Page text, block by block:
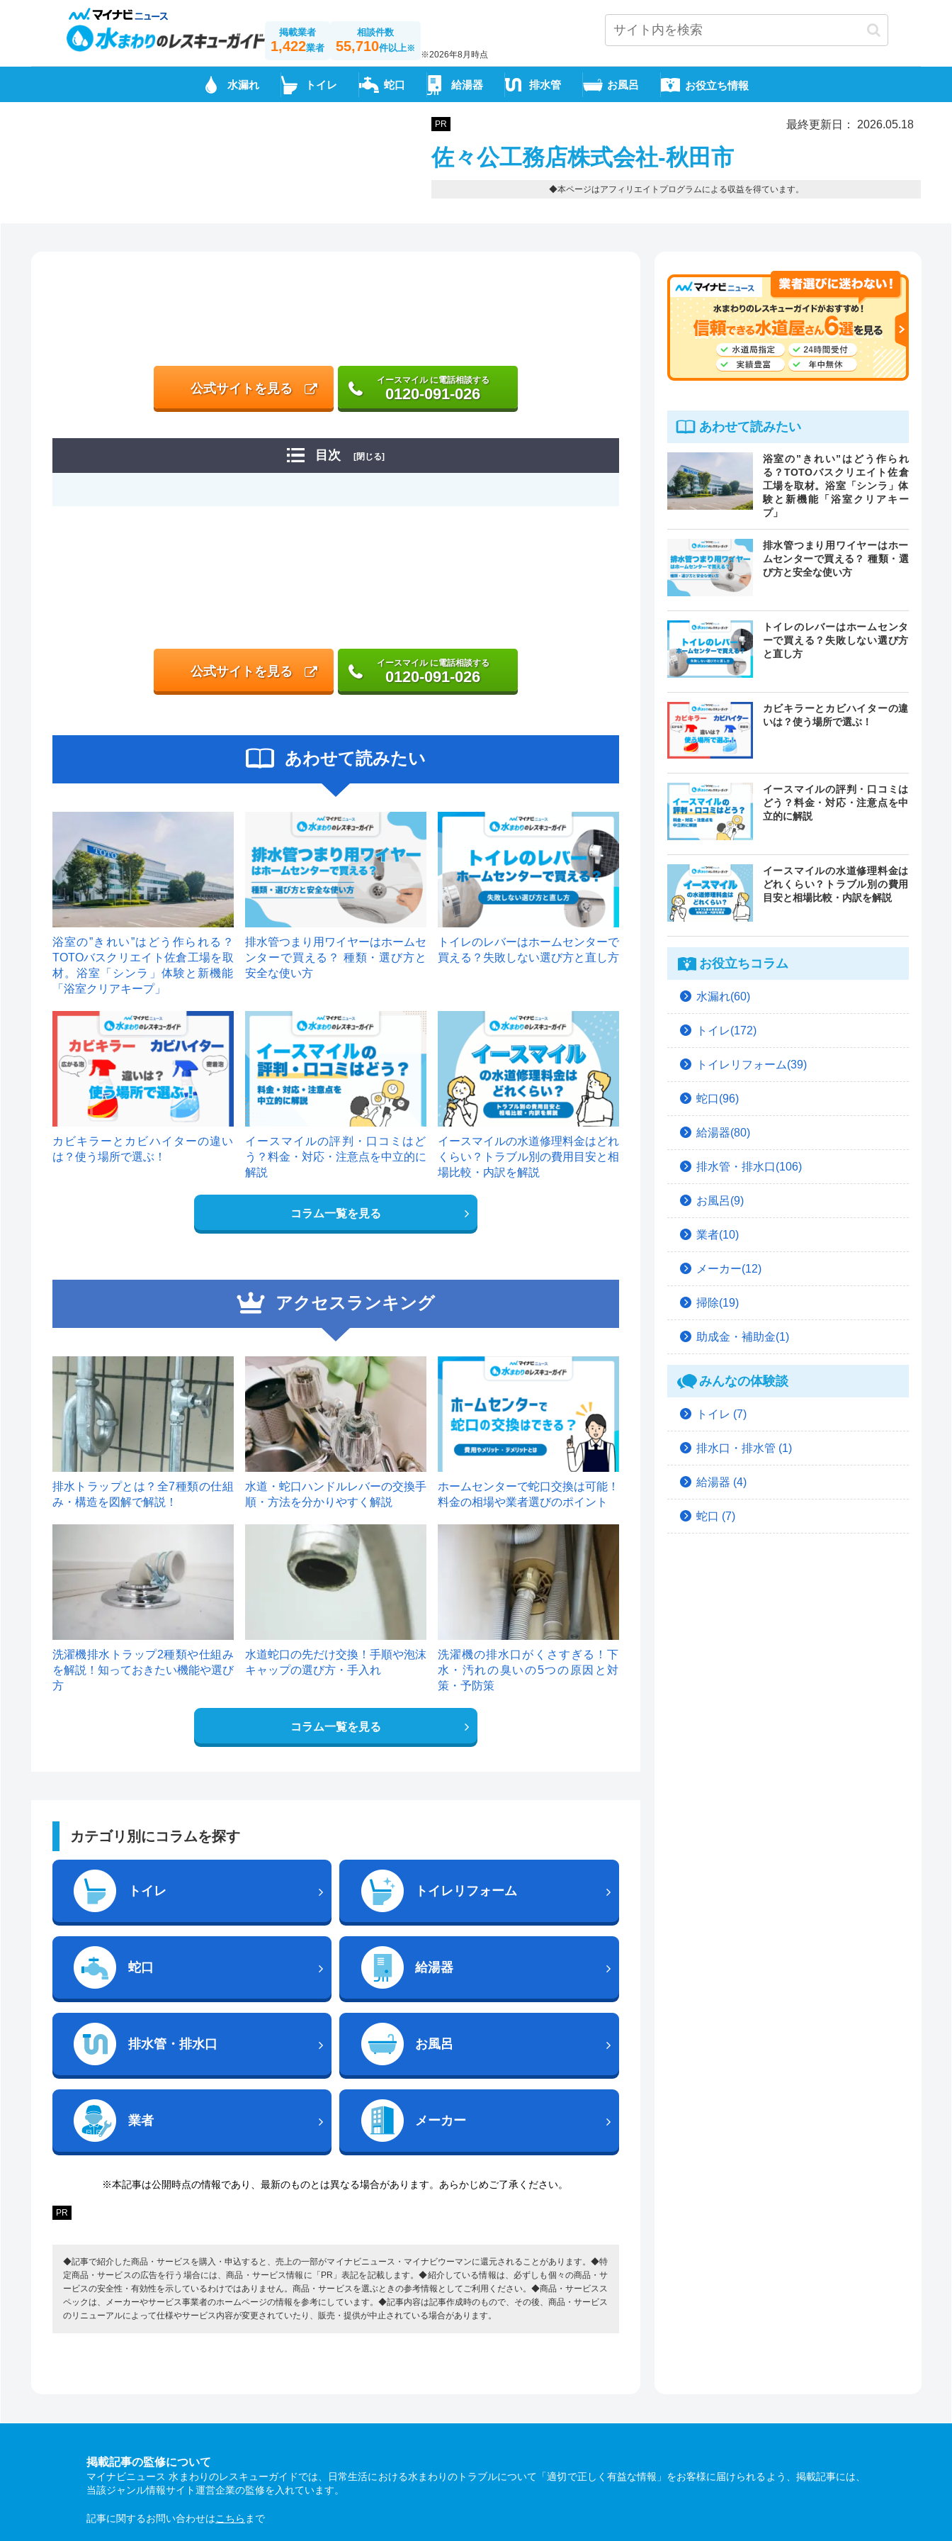
掲載業者
1,422業者
相談件数
55,710件以上※
※2026年8月時点
水漏れ トイレ 蛇口 給湯器 排水管 お風呂 お役立ち情報
PR 最終更新日： 2026.05.18
佐々公工務店株式会社-秋田市
◆本ページはアフィリエイトプログラムによる収益を得ています。
公式サイトを見る
イースマイル に電話相談する
0120-091-026
目次 [閉じる]
公式サイトを見る
イースマイル に電話相談する
0120-091-026
あわせて読みたい
浴室の”きれい”はどう作られる？
TOTOバスクリエイト佐倉工場を取
材。浴室「シンラ」体験と新機能
「浴室クリアキープ」
排水管つまり用ワイヤーはホームセ
ンターで買える？ 種類・選び方と
安全な使い方
トイレのレバーはホームセンターで
買える？失敗しない選び方と直し方
カビキラーとカビハイターの違い
は？使う場所で選ぶ！
イースマイルの評判・口コミはど
う？料金・対応・注意点を中立的に
解説
イースマイルの水道修理料金はどれ
くらい？トラブル別の費用目安と相
場比較・内訳を解説
コラム一覧を見る
アクセスランキング
1
排水トラップとは？全7種類の仕組
み・構造を図解で解説！
2
水道・蛇口ハンドルレバーの交換手
順・方法を分かりやすく解説
ホームセンターで蛇口交換は可能！
料金の相場や業者選びのポイント
洗濯機排水トラップ2種類や仕組み
を解説！知っておきたい機能や選び
方
水道蛇口の先だけ交換！手順や泡沫
キャップの選び方・手入れ
洗濯機の排水口がくさすぎる！下
水・汚れの臭いの5つの原因と対
策・予防策
コラム一覧を見る
カテゴリ別にコラムを探す
トイレ トイレリフォーム
蛇口 給湯器
排水管・排水口 お風呂
業者 メーカー
※本記事は公開時点の情報であり、最新のものとは異なる場合があります。あらかじめご了承ください。
PR
◆記事で紹介した商品・サービスを購入・申込すると、売上の一部がマイナビニュース・マイナビウーマンに還元されることがあります。◆特
定商品・サービスの広告を行う場合には、商品・サービス情報に「PR」表記を記載します。◆紹介している情報は、必ずしも個々の商品・サ
ービスの安全性・有効性を示しているわけではありません。商品・サービスを選ぶときの参考情報としてご利用ください。◆商品・サービスス
ペックは、メーカーやサービス事業者のホームページの情報を参考にしています。◆記事内容は記事作成時のもので、その後、商品・サービス
のリニューアルによって仕様やサービス内容が変更されていたり、販売・提供が中止されている場合があります。
あわせて読みたい
浴室の”きれい”はどう作られ
る？TOTOバスクリエイト佐倉
工場を取材。浴室「シンラ」体
験と新機能「浴室クリアキー
プ」
排水管つまり用ワイヤーはホー
ムセンターで買える？ 種類・選
び方と安全な使い方
トイレのレバーはホームセンタ
ーで買える？失敗しない選び方
と直し方
カビキラーとカビハイターの違
いは？使う場所で選ぶ！
イースマイルの評判・口コミは
どう？料金・対応・注意点を中
立的に解説
イースマイルの水道修理料金は
どれくらい？トラブル別の費用
目安と相場比較・内訳を解説
お役立ちコラム
水漏れ(60)
トイレ(172)
トイレリフォーム(39)
蛇口(96)
給湯器(80)
排水管・排水口(106)
お風呂(9)
業者(10)
メーカー(12)
掃除(19)
助成金・補助金(1)
みんなの体験談
トイレ (7)
排水口・排水管 (1)
給湯器 (4)
蛇口 (7)
掲載記事の監修について
マイナビニュース 水まわりのレスキューガイドでは、日常生活における水まわりのトラブルについて「適切で正しく有益な情報」をお客様に届けられるよう、掲載記事には、
当該ジャンル情報サイト運営企業の監修を入れています。
記事に関するお問い合わせはこちら まで